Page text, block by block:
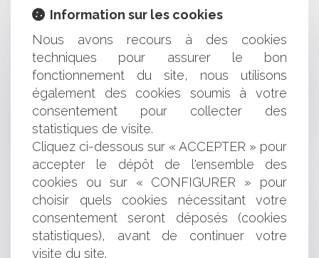
LE TRAVAIL SOCIAL
RAMADAN 2017 : QUELS SONT MES DROITS AU
TRAVAIL?
FIN DU CONTRAT DE TRAVAIL ET REMISE DE
L'ATTESTATION PÔLE EMPLOI
INDEMNITÉ LÉGALE DE LICENCIEMENT : QUEL
SALAIRE DE RÉFÉRENCE DOIT-ON PRENDRE EN
CONSIDÉRATION?
ENCADREMENT DE LA RÉMUNÉRATION DE CERTAINS
DIRIGEANTS D'ÉTABLISSEMENTS PUBLICS DE L'ETAT
FACEBOOK SANCTIONNÉ PAR LA CNIL
PROCÉDURE PRUD'HOMALE : DES AJUSTEMENTS
L’INTERDICTION DE VAPOTER SUR LE LIEU DE TRAVAIL
ENREGISTREMENT DES PACS BIENTÔT EN MAIRIE
JE SUIS POURSUIVI POUR UNE DETTE TRÈS
ANCIENNE, COMMENT FAIRE ?
Information sur les cookies
Nous avons recours à des cookies
techniques pour assurer le bon
fonctionnement du site, nous utilisons
également des cookies soumis à votre
consentement pour collecter des
statistiques de visite.
Cliquez ci-dessous sur « ACCEPTER » pour
accepter le dépôt de l'ensemble des
cookies ou sur « CONFIGURER » pour
choisir quels cookies nécessitant votre
consentement seront déposés (cookies
statistiques), avant de continuer votre
visite du site.